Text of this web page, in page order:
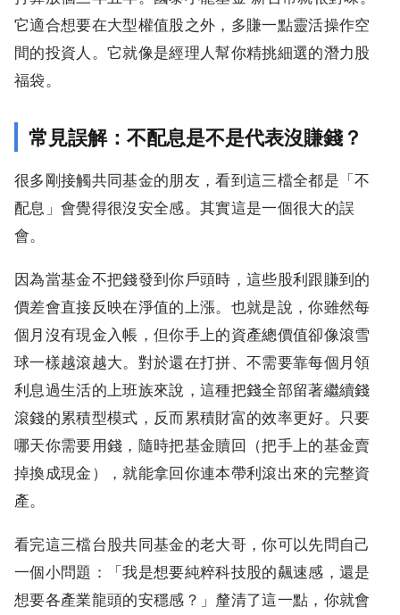
它適合想要在大型權值股之外，多賺一點靈活操作空
間的投資人。它就像是經理人幫你精挑細選的潛力股
福袋。
常見誤解：不配息是不是代表沒賺錢？
很多剛接觸共同基金的朋友，看到這三檔全都是「不
配息」會覺得很沒安全感。其實這是一個很大的誤
會。
因為當基金不把錢發到你戶頭時，這些股利跟賺到的
價差會直接反映在淨值的上漲。也就是說，你雖然每
個月沒有現金入帳，但你手上的資產總價值卻像滾雪
球一樣越滾越大。對於還在打拼、不需要靠每個月領
利息過生活的上班族來說，這種把錢全部留著繼續錢
滾錢的累積型模式，反而累積財富的效率更好。只要
哪天你需要用錢，隨時把基金贖回（把手上的基金賣
掉換成現金），就能拿回你連本帶利滾出來的完整資
產。
看完這三檔台股共同基金的老大哥，你可以先問自己
一個小問題：「我是想要純粹科技股的飆速感，還是
想要各產業龍頭的安穩感？」釐清了這一點，你就會